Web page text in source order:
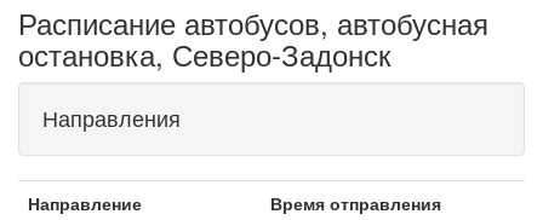
Расписание автобусов, автобусная
остановка, Северо-Задонск
Направления
Направление
Время отправления